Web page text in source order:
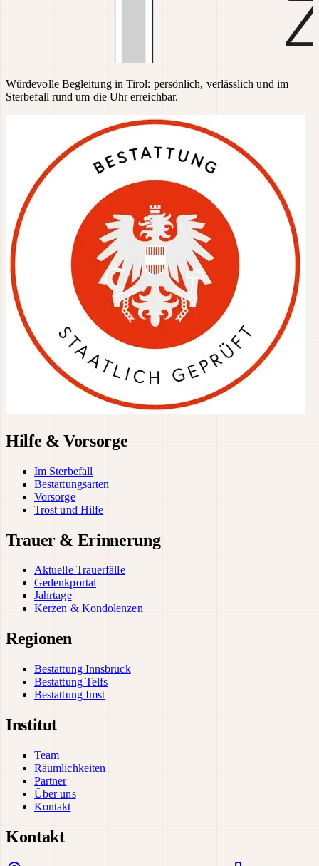
Würdevolle Begleitung in Tirol: persönlich, verlässlich und im
Sterbefall rund um die Uhr erreichbar.
Hilfe & Vorsorge
Im Sterbefall
Bestattungsarten
Vorsorge
Trost und Hilfe
Trauer & Erinnerung
Aktuelle Trauerfälle
Gedenkportal
Jahrtage
Kerzen & Kondolenzen
Regionen
Bestattung Innsbruck
Bestattung Telfs
Bestattung Imst
Institut
Team
Räumlichkeiten
Partner
Über uns
Kontakt
Kontakt